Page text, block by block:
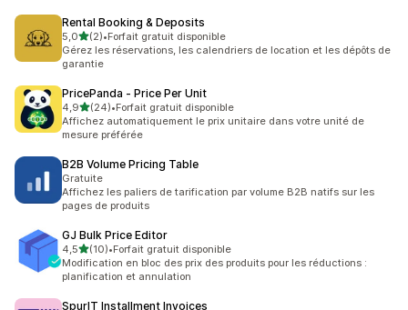
Rental Booking & Deposits
5,0étoile(s) sur 5
(2)
2 avis au total
•Forfait gratuit disponible
Gérez les réservations, les calendriers de location et les dépôts de
garantie
PricePanda ‑ Price Per Unit
4,9étoile(s) sur 5
(24)
24 avis au total
•Forfait gratuit disponible
Affichez automatiquement le prix unitaire dans votre unité de
mesure préférée
B2B Volume Pricing Table
Gratuite
Affichez les paliers de tarification par volume B2B natifs sur les
pages de produits
GJ Bulk Price Editor
4,5étoile(s) sur 5
(10)
10 avis au total
•Forfait gratuit disponible
Modification en bloc des prix des produits pour les réductions :
planification et annulation
SpurIT Installment Invoices